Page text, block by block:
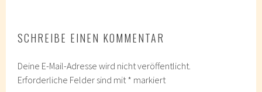
SCHREIBE EINEN KOMMENTAR
Deine E-Mail-Adresse wird nicht veröffentlicht.
Erforderliche Felder sind mit* markiert